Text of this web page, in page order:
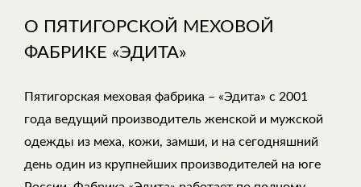
О ПЯТИГОРСКОЙ МЕХОВОЙ
ФАБРИКЕ «ЭДИТА»
Пятигорская меховая фабрика – «Эдита» с 2001
года ведущий производитель женской и мужской
одежды из меха, кожи, замши, и на сегодняшний
день один из крупнейших производителей на юге